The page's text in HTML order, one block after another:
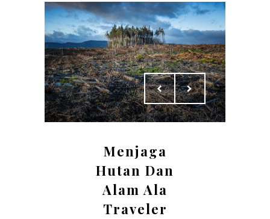
Menjaga
Hutan Dan
Alam Ala
Traveler